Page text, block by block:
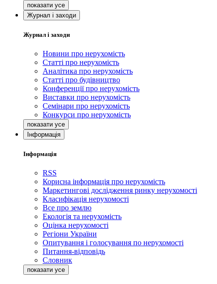
Журнал і заходи
Журнал і заходи
Новини про нерухомість
Статті про нерухомість
Аналітика про нерухомість
Статті про будівництво
Конференції про нерухомість
Виставки про нерухомість
Семінари про нерухомість
Конкурси про нерухомість
Інформація
Інформація
RSS
Корисна інформація про нерухомість
Маркетингові дослідження ринку нерухомості
Класифікація нерухомості
Все про землю
Екологія та нерухомість
Оцінка нерухомості
Регіони України
Опитування і голосування по нерухомості
Питання-відповідь
Словник